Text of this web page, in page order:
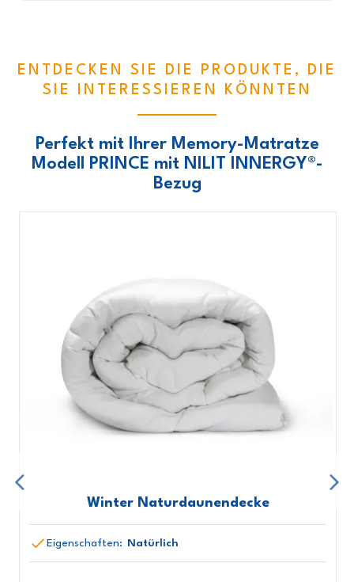
ENTDECKEN SIE DIE PRODUKTE, DIE
SIE INTERESSIEREN KÖNNTEN
Perfekt mit Ihrer Memory-Matratze
Modell PRINCE mit NILIT INNERGY®-
Bezug
Winter Naturdaunendecke
Eigenschaften: Natürlich